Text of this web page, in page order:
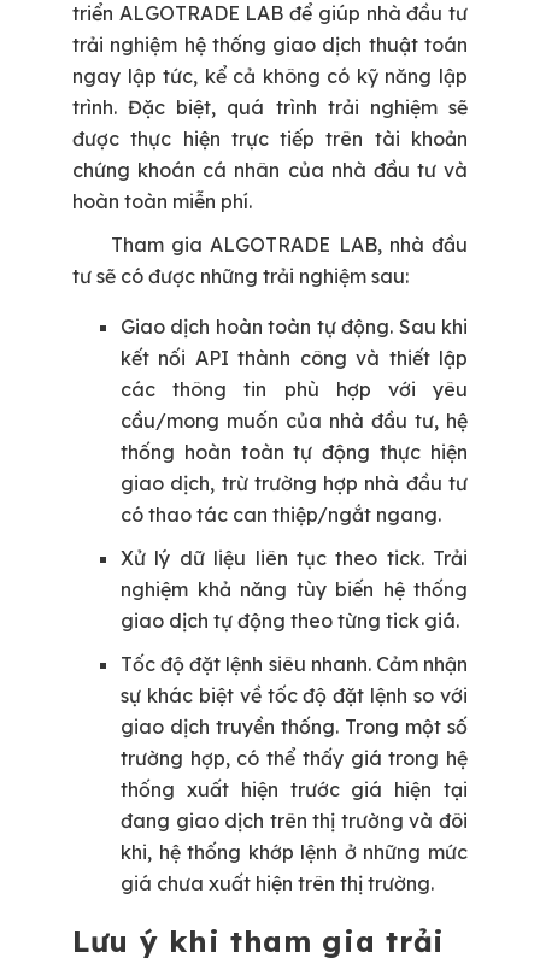
triển ALGOTRADE LAB để giúp nhà đầu tư
trải nghiệm hệ thống giao dịch thuật toán
ngay lập tức, kể cả không có kỹ năng lập
trình. Đặc biệt, quá trình trải nghiệm sẽ
được thực hiện trực tiếp trên tài khoản
chứng khoán cá nhân của nhà đầu tư và
hoàn toàn miễn phí.
Tham gia ALGOTRADE LAB, nhà đầu
tư sẽ có được những trải nghiệm sau:
Giao dịch hoàn toàn tự động. Sau khi
kết nối API thành công và thiết lập
các thông tin phù hợp với yêu
cầu/mong muốn của nhà đầu tư, hệ
thống hoàn toàn tự động thực hiện
giao dịch, trừ trường hợp nhà đầu tư
có thao tác can thiệp/ngắt ngang.
Xử lý dữ liệu liên tục theo tick. Trải
nghiệm khả năng tùy biến hệ thống
giao dịch tự động theo từng tick giá.
Tốc độ đặt lệnh siêu nhanh.Cảm nhận
sự khác biệt về tốc độ đặt lệnh so với
giao dịch truyền thống. Trong một số
trường hợp, có thể thấy giá trong hệ
thống xuất hiện trước giá hiện tại
đang giao dịch trên thị trường và đôi
khi, hệ thống khớp lệnh ở những mức
giá chưa xuất hiện trên thị trường.
Lưu ý khi tham gia trải